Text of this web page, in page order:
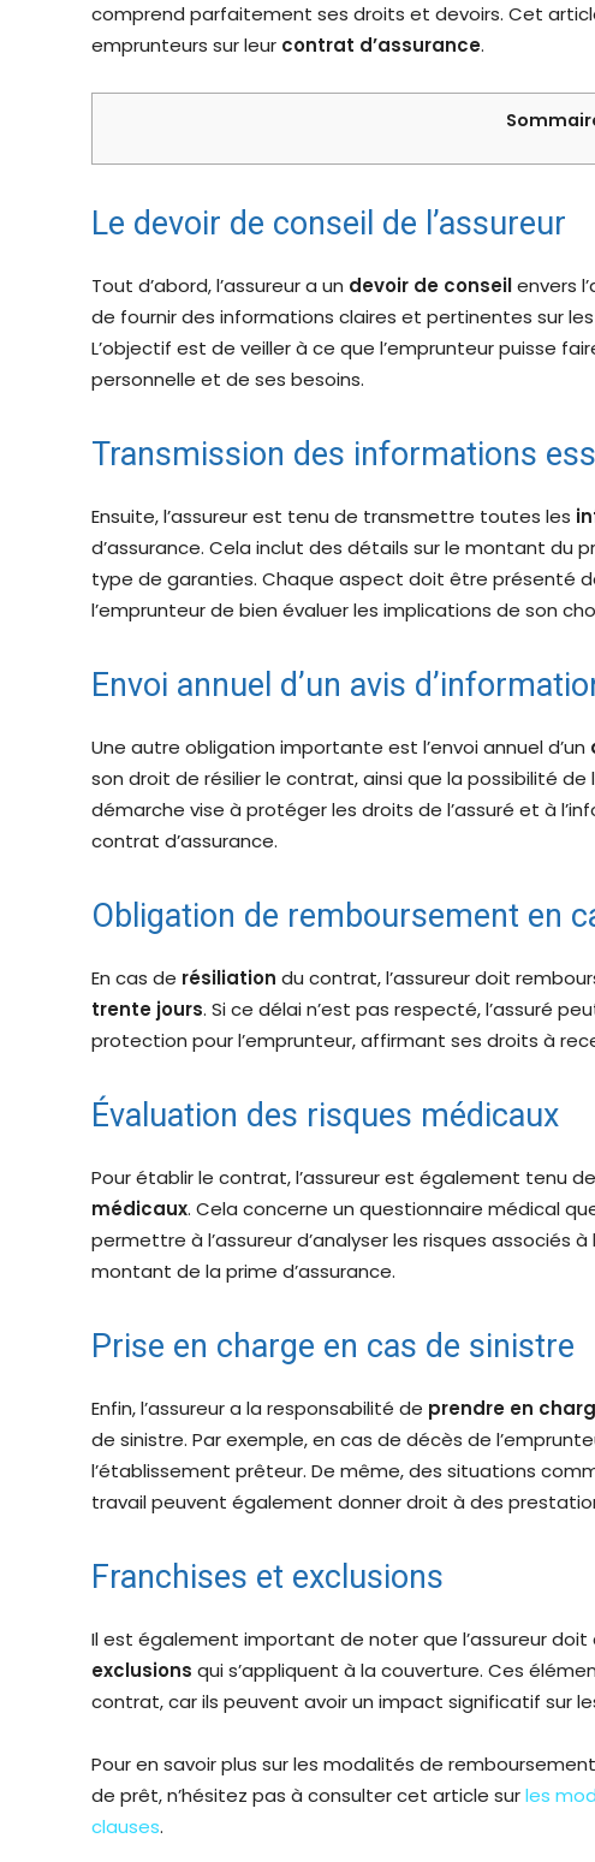
comprend parfaitement ses droits et devoirs. Cet
emprunteurs sur leur contrat d’assurance.
Le devoir de conseil de l’assureur
Tout d’abord, l’assureur a un devoir de conseilenvers
de fournir des informations claires et pertinentes sur
L’objectif est de veiller à ce que l’emprunteur puisse
personnelle et de ses besoins.
Transmission des informations
Ensuite, l’assureur est tenu de transmettre toutes les
d’assurance. Cela inclut des détails sur le montant du
type de garanties. Chaque aspect doit être présenté
l’emprunteur de bien évaluer les implications de son
Envoi annuel d’un avis
Une autre obligation importante est l’envoi annuel d’un
son droit de résilier le contrat, ainsi que la possibilité
démarche vise à protéger les droits de l’assuré et à
contrat d’assurance.
Obligation de remboursement en
En cas de résiliation du contrat, l’assureur doit
trente jours. Si ce délai n’est pas respecté, l’assuré
protection pour l’emprunteur, affirmant ses droits à
Évaluation des risques médicaux
Pour établir le contrat, l’assureur est également tenu
médicaux. Cela concerne un questionnaire médical
permettre à l’assureur d’analyser les risques associés
montant de la prime d’assurance.
Prise en charge en cas de sinistre
Enfin, l’assureur a la responsabilité de prendre en
de sinistre. Par exemple, en cas de décès de
l’établissement prêteur. De même, des situations
travail peuvent également donner droit à des
Franchises et exclusions
Il est également important de noter que l’assureur doit
exclusions qui s’appliquent à la couverture. Ces
contrat, car ils peuvent avoir un impact significatif sur
Pour en savoir plus sur les modalités de
de prêt, n’hésitez pas à consulter cet article surles
clauses.